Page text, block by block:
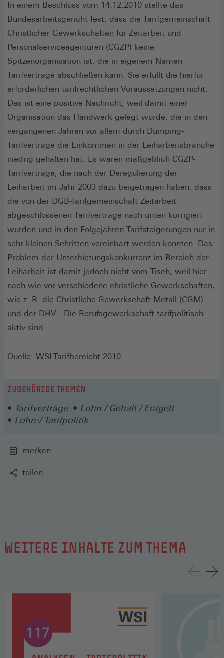
In einem Beschluss vom 14.12.2010 stellte das
Bundesarbeitsgericht fest, dass die Tarifgemeinschaft
Christlicher Gewerkschaften für Zeitarbeit und
Personalserviceagenturen (CGZP) keine
Spitzenorganisation ist, die in eigenem Namen
Tarifverträge abschließen kann. Sie erfüllt die hierfür
erforderlichen tarifrechtlichen Voraussetzungen nicht.
Das ist eine positive Nachricht, weil damit einer
Organisation das Handwerk gelegt wurde, die in den
vergangenen Jahren vor allem durch Dumping-
Tarifverträge die Einkommen in der Leiharbeitsbranche
niedrig gehalten hat. Es waren maßgeblich CGZP-
Tarifverträge, die nach der Deregulierung der
Leiharbeit im Jahr 2003 dazu beigetragen haben, dass
die von der DGB-Tarifgemeinschaft Zeitarbeit
abgeschlossenen Tarifverträge nach unten korrigiert
wurden und in den Folgejahren Tarifsteigerungen nur in
sehr kleinen Schritten vereinbart werden konnten. Das
Problem der Unterbietungskonkurrenz im Bereich der
Leiharbeit ist damit jedoch nicht vom Tisch, weil hier
nach wie vor verschiedene christliche Gewerkschaften,
wie z. B. die Christliche Gewerkschaft Metall (CGM)
und der DHV - Die Berufsgewerkschaft tarifpolitisch
aktiv sind.
Quelle: WSI-Tarifbereicht 2010
ZUGEHÖRIGE THEMEN
Tarifverträge
Lohn / Gehalt / Entgelt
Lohn-/ Tarifpolitik
merken
teilen
WEITERE INHALTE ZUM THEMA